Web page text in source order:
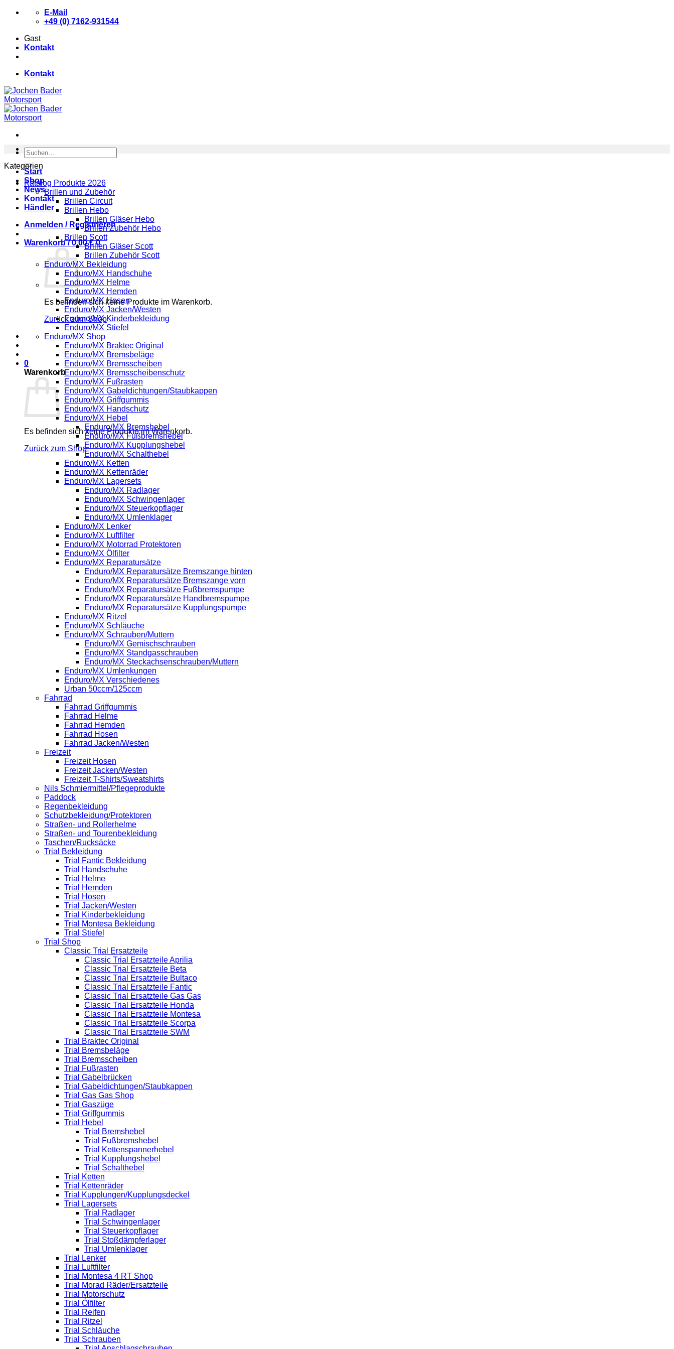
Zum
E-Mail
+49 (0) 7162-931544
Gast
Kontakt
Kontakt
Suchen
nach:
Start
Shop
News
Kontakt
Händler
Anmelden / Registrieren
Warenkorb /0,00€ 0
Es befinden sich keine Produkte im Warenkorb.
Zurück zum Shop
0
Warenkorb
Es befinden sich keine Produkte im Warenkorb.
Zurück zum Shop
Kategorien
Katalog Produkte 2026
Brillen und Zubehör
Brillen Circuit
Brillen Hebo
Brillen Gläser Hebo
Brillen Zubehör Hebo
Brillen Scott
Brillen Gläser Scott
Brillen Zubehör Scott
Enduro/MX Bekleidung
Enduro/MX Handschuhe
Enduro/MX Helme
Enduro/MX Hemden
Enduro/MX Hosen
Enduro/MX Jacken/Westen
Enduro/MX Kinderbekleidung
Enduro/MX Stiefel
Enduro/MX Shop
Enduro/MX Braktec Original
Enduro/MX Bremsbeläge
Enduro/MX Bremsscheiben
Enduro/MX Bremsscheibenschutz
Enduro/MX Fußrasten
Enduro/MX Gabeldichtungen/Staubkappen
Enduro/MX Griffgummis
Enduro/MX Handschutz
Enduro/MX Hebel
Enduro/MX Bremshebel
Enduro/MX Fußbremshebel
Enduro/MX Kupplungshebel
Enduro/MX Schalthebel
Enduro/MX Ketten
Enduro/MX Kettenräder
Enduro/MX Lagersets
Enduro/MX Radlager
Enduro/MX Schwingenlager
Enduro/MX Steuerkopflager
Enduro/MX Umlenklager
Enduro/MX Lenker
Enduro/MX Luftfilter
Enduro/MX Motorrad Protektoren
Enduro/MX Ölfilter
Enduro/MX Reparatursätze
Enduro/MX Reparatursätze Bremszange hinten
Enduro/MX Reparatursätze Bremszange vorn
Enduro/MX Reparatursätze Fußbremspumpe
Enduro/MX Reparatursätze Handbremspumpe
Enduro/MX Reparatursätze Kupplungspumpe
Enduro/MX Ritzel
Enduro/MX Schläuche
Enduro/MX Schrauben/Muttern
Enduro/MX Gemischschrauben
Enduro/MX Standgasschrauben
Enduro/MX Steckachsenschrauben/Muttern
Enduro/MX Umlenkungen
Enduro/MX Verschiedenes
Urban 50ccm/125ccm
Fahrrad
Fahrrad Griffgummis
Fahrrad Helme
Fahrrad Hemden
Fahrrad Hosen
Fahrrad Jacken/Westen
Freizeit
Freizeit Hosen
Freizeit Jacken/Westen
Freizeit T-Shirts/Sweatshirts
Nils Schmiermittel/Pflegeprodukte
Paddock
Regenbekleidung
Schutzbekleidung/Protektoren
Straßen- und Rollerhelme
Straßen- und Tourenbekleidung
Taschen/Rucksäcke
Trial Bekleidung
Trial Fantic Bekleidung
Trial Handschuhe
Trial Helme
Trial Hemden
Trial Hosen
Trial Jacken/Westen
Trial Kinderbekleidung
Trial Montesa Bekleidung
Trial Stiefel
Trial Shop
Classic Trial Ersatzteile
Classic Trial Ersatzteile Aprilia
Classic Trial Ersatzteile Beta
Classic Trial Ersatzteile Bultaco
Classic Trial Ersatzteile Fantic
Classic Trial Ersatzteile Gas Gas
Classic Trial Ersatzteile Honda
Classic Trial Ersatzteile Montesa
Classic Trial Ersatzteile Scorpa
Classic Trial Ersatzteile SWM
Trial Braktec Original
Trial Bremsbeläge
Trial Bremsscheiben
Trial Fußrasten
Trial Gabelbrücken
Trial Gabeldichtungen/Staubkappen
Trial Gas Gas Shop
Trial Gaszüge
Trial Griffgummis
Trial Hebel
Trial Bremshebel
Trial Fußbremshebel
Trial Kettenspannerhebel
Trial Kupplungshebel
Trial Schalthebel
Trial Ketten
Trial Kettenräder
Trial Kupplungen/Kupplungsdeckel
Trial Lagersets
Trial Radlager
Trial Schwingenlager
Trial Steuerkopflager
Trial Stoßdämpferlager
Trial Umlenklager
Trial Lenker
Trial Luftfilter
Trial Montesa 4 RT Shop
Trial Morad Räder/Ersatzteile
Trial Motorschutz
Trial Ölfilter
Trial Reifen
Trial Ritzel
Trial Schläuche
Trial Schrauben